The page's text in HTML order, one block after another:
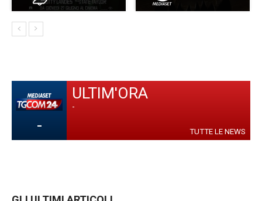
-
ULTIM'ORA
-
TUTTE LE NEWS